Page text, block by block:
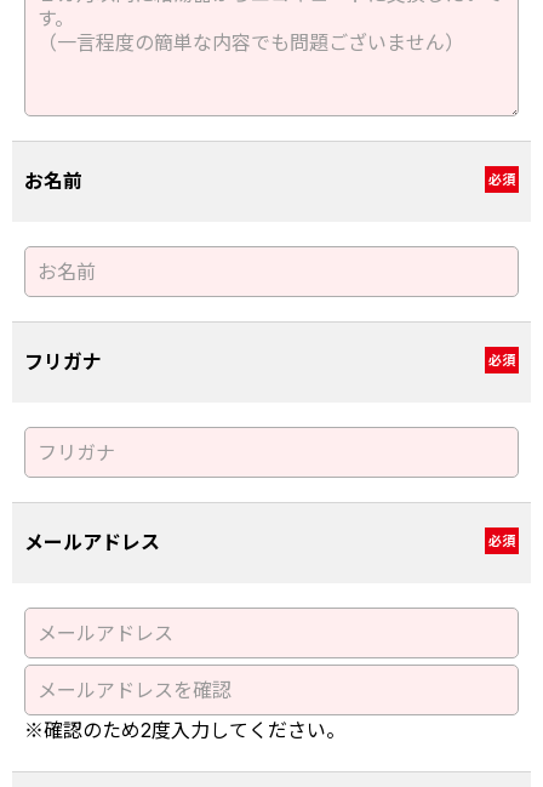
お名前 必須
フリガナ 必須
メールアドレス 必須
※確認のため2度入力してください。